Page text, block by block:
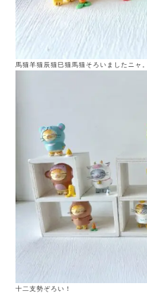
馬猫羊猫辰猫巳猫馬猫そろいましたニャ。
十二支勢ぞろい！